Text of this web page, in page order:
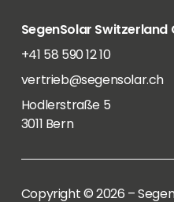
SegenSolar Switzerland
+41 58 590 12 10
vertrieb@segensolar.ch
Hodlerstraße 5
3011 Bern
Copyright © 2026 –